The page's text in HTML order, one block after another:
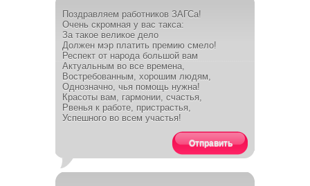
Поздравляем работников ЗАГСа!
Очень скромная у вас такса:
За такое великое дело
Должен мэр платить премию смело!
Респект от народа большой вам
Актуальным во все времена,
Востребованным, хорошим людям,
Однозначно, чья помощь нужна!
Красоты вам, гармонии, счастья,
Рвенья к работе, пристрастья,
Успешного во всем участья!
Отправить